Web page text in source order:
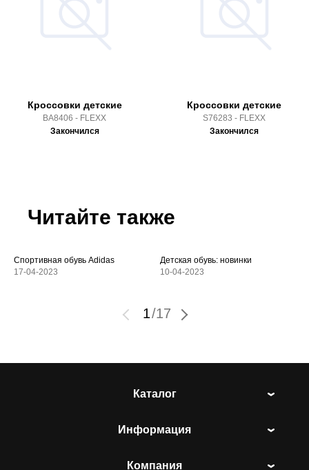
Кроссовки детские
BA8406 - FLEXX
Закончился
Кроссовки детские
S76283 - FLEXX
Закончился
Читайте также
Спортивная обувь Adidas
17-04-2023
Детская обувь: новинки
10-04-2023
1/17
Каталог
Информация
Компания